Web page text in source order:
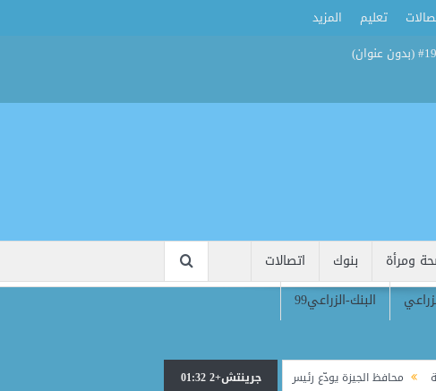
تعليم
المزيد
عنوان)
ومرأة بنوك
اتصالات
البنك-الزراعي99
يودّع رئيس الوحدة المحلية بناهيا ويوجه برعاية أسرته بعد وفاته أثناء العمل
جرينتش+2 01:32